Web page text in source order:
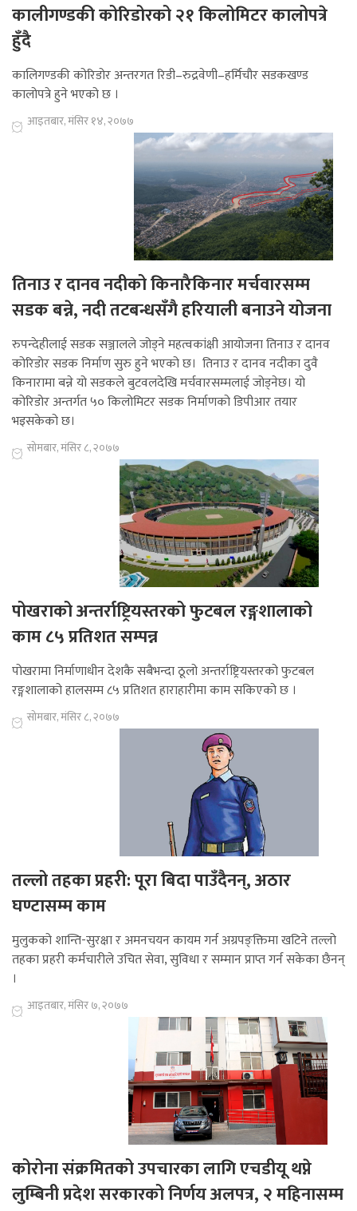
कालीगण्डकी कोरिडोरको २१ किलोमिटर कालोपत्रे
हुँदै
कालिगण्डकी कोरिडोर अन्तरगत रिडी–रुद्रवेणी–हर्मिचौर सडकखण्ड
कालोपत्रे हुने भएको छ ।
आइतबार, मंसिर १४, २०७७
तिनाउ र दानव नदीको किनारैकिनार मर्चवारसम्म
सडक बन्ने, नदी तटबन्धसँगै हरियाली बनाउने योजना
रुपन्देहीलाई सडक सञ्जालले जोड्ने महत्वकांक्षी आयोजना तिनाउ र दानव
कोरिडोर सडक निर्माण सुरु हुने भएको छ। तिनाउ र दानव नदीका दुवै
किनारामा बन्ने यो सडकले बुटवलदेखि मर्चवारसम्मलाई जोड्नेछ। यो
कोरिडोर अन्तर्गत ५० किलोमिटर सडक निर्माणको डिपीआर तयार
भइसकेको छ।
सोमबार, मंसिर ८, २०७७
पोखराको अन्तर्राष्ट्रियस्तरको फुटबल रङ्गशालाको
काम ८५ प्रतिशत सम्पन्न
पोखरामा निर्माणाधीन देशकै सबैभन्दा ठूलो अन्तर्राष्ट्रियस्तरको फुटबल
रङ्गशालाको हालसम्म ८५ प्रतिशत हाराहारीमा काम सकिएको छ ।
सोमबार, मंसिर ८, २०७७
तल्लो तहका प्रहरी: पूरा बिदा पाउँदैनन्, अठार
घण्टासम्म काम
मुलुकको शान्ति-सुरक्षा र अमनचयन कायम गर्न अग्रपङ्क्तिमा खटिने तल्लो
तहका प्रहरी कर्मचारीले उचित सेवा, सुविधा र सम्मान प्राप्त गर्न सकेका छैनन्
।
आइतबार, मंसिर ७, २०७७
कोरोना संक्रमितको उपचारका लागि एचडीयू थप्ने
लुम्बिनी प्रदेश सरकारको निर्णय अलपत्र, २ महिनासम्म